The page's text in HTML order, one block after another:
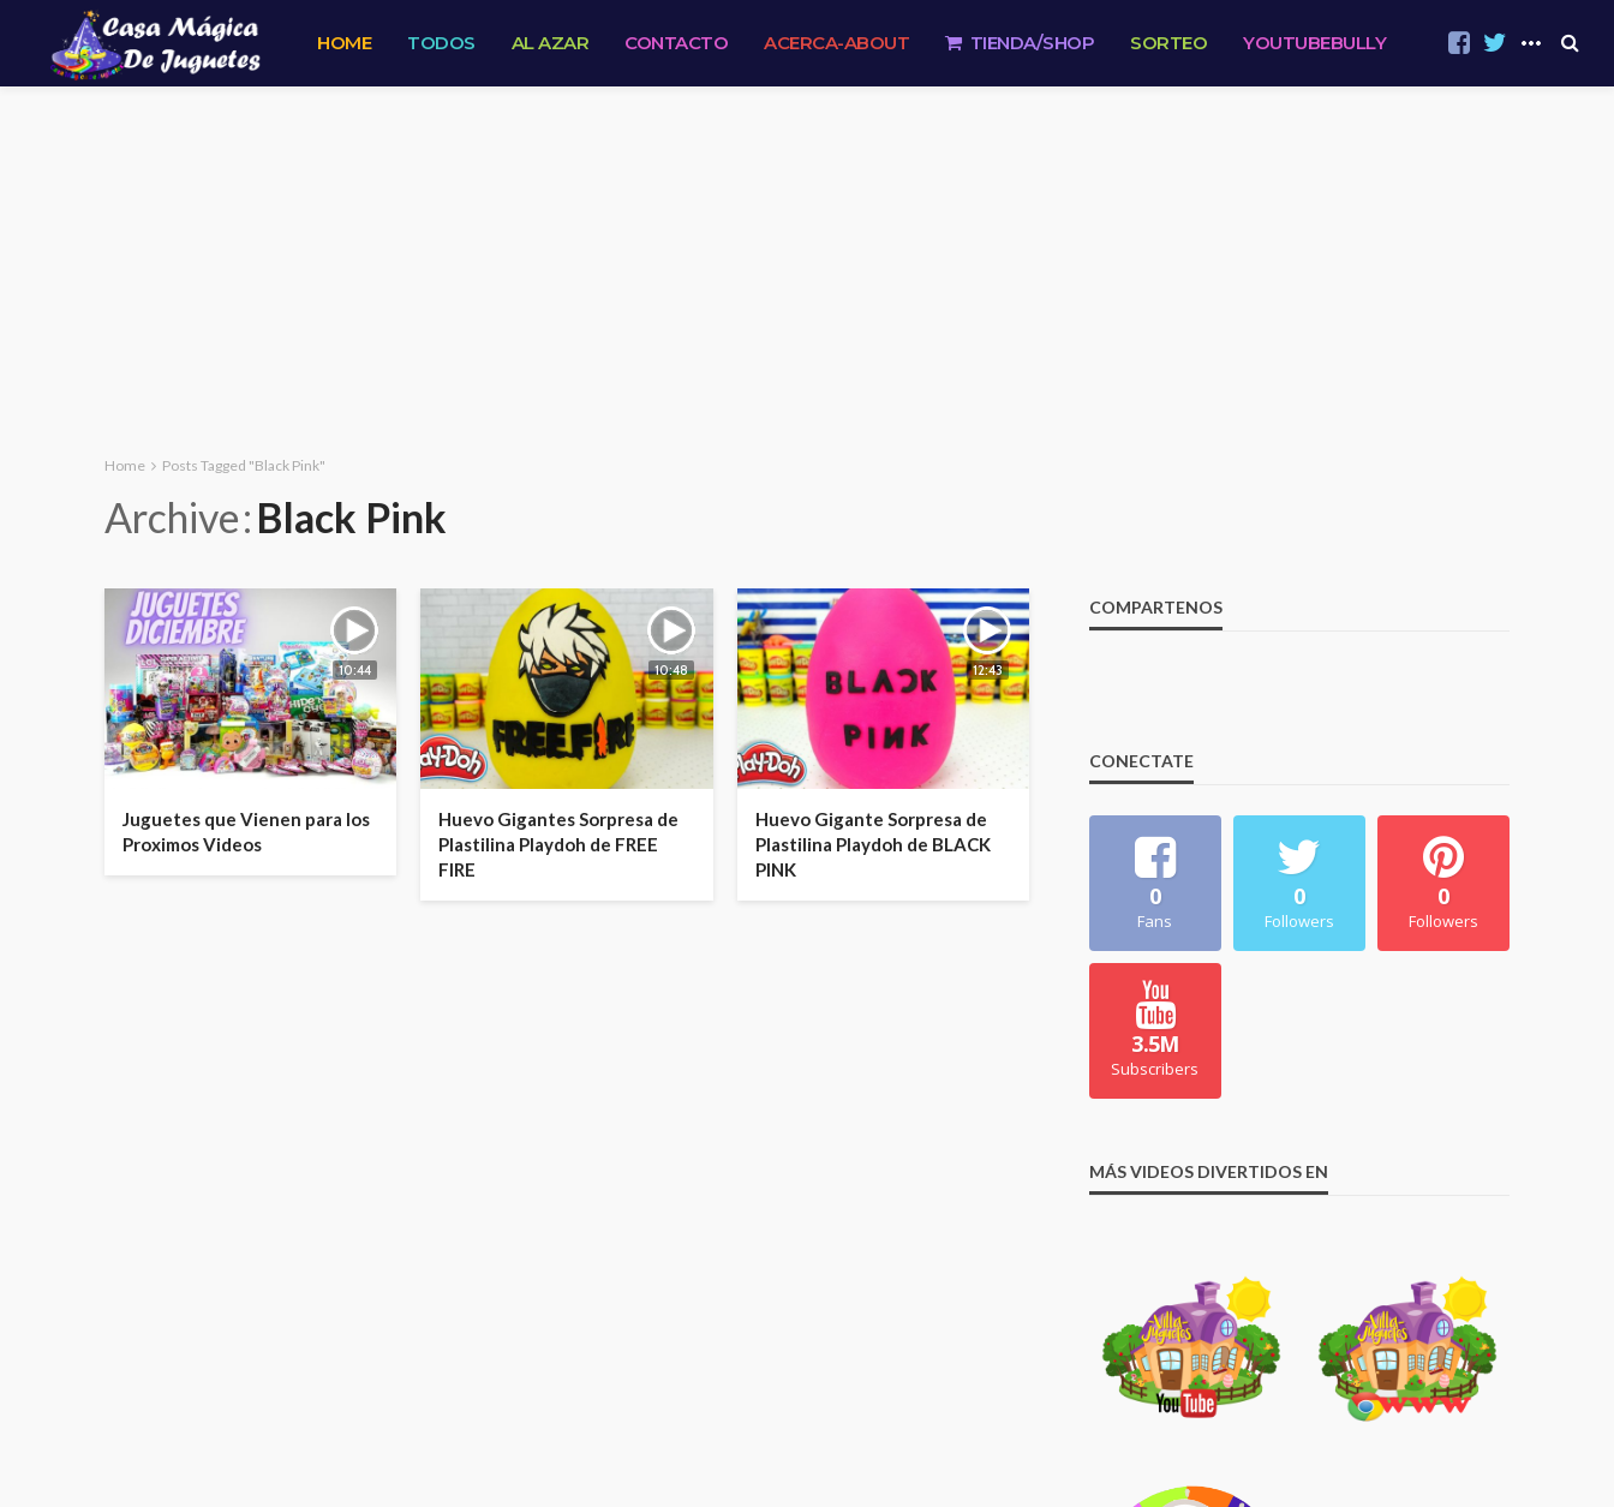
HOME TODOS AL AZAR CONTACTO ACERCA-ABOUT TIENDA/SHOP SORTEO YOUTUBEBULLY
Home Posts Tagged "Black Pink"
Archive Black Pink
10:44
Juguetes que Vienen para los
Proximos Videos
10:48
Huevo Gigantes Sorpresa de
Plastilina Playdoh de FREE
FIRE
12:43
Huevo Gigante Sorpresa de
Plastilina Playdoh de BLACK
PINK
COMPARTENOS
CONECTATE
0
Fans
0
Followers
0
Followers
3.5M
Subscribers
MÁS VIDEOS DIVERTIDOS EN